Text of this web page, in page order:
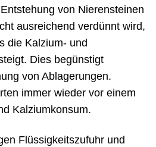
von Nierensteinen
ausreichend verdünnt wird,
die Kalzium- und
Dies begünstigt
von Ablagerungen.
immer wieder vor einem
Kalziumkonsum.
Flüssigkeitszufuhr und